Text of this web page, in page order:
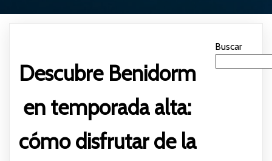
Descubre Benidorm
en temporada alta:
cómo disfrutar de la
Buscar